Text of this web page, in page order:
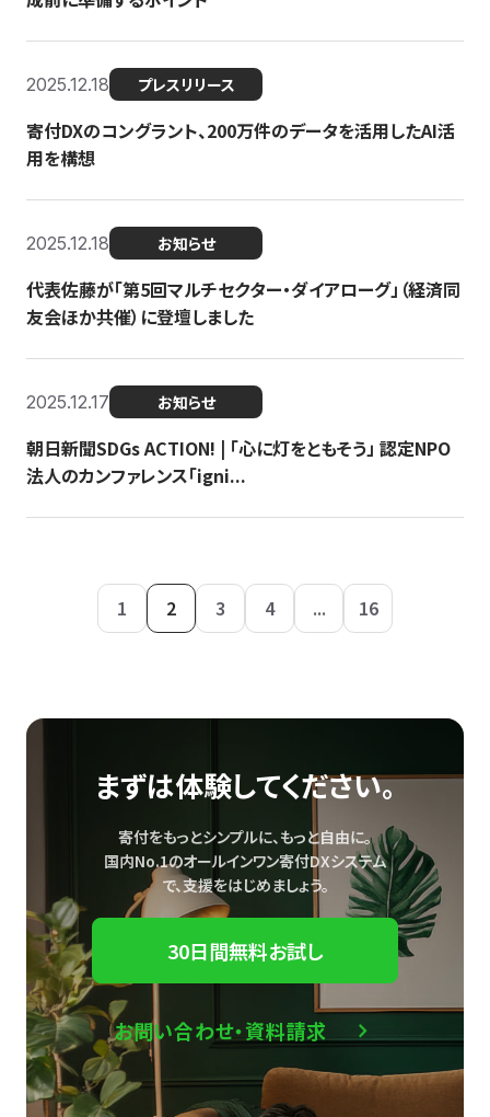
2025.12.18 プレスリリース
寄付DXのコングラント、200万件のデータを活用したAI活
用を構想
2025.12.18 お知らせ
代表佐藤が「第5回マルチセクター・ダイアローグ」（経済同
友会ほか共催）に登壇しました
2025.12.17 お知らせ
朝日新聞SDGs ACTION! | 「心に灯をともそう」 認定NPO
法人のカンファレンス「igni...
1 2 3 4 ... 16
まずは体験してください。
寄付をもっとシンプルに、もっと自由に。
国内No.1のオールインワン寄付DXシステム
で、支援をはじめましょう。
30日間無料お試し
お問い合わせ・資料請求